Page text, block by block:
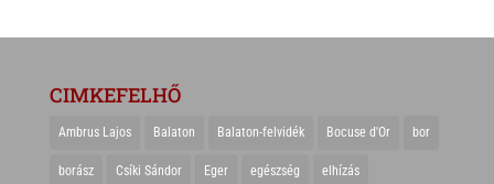
CIMKEFELHŐ
Ambrus Lajos Balaton Balaton-felvidék Bocuse d'Or bor
borász Csíki Sándor Eger egészség elhízás